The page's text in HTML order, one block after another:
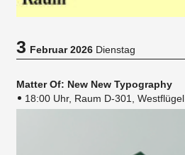
3Februar 2026 Dienstag
Matter Of: New New Typography
18:00 Uhr, Raum D-301, Westflügel